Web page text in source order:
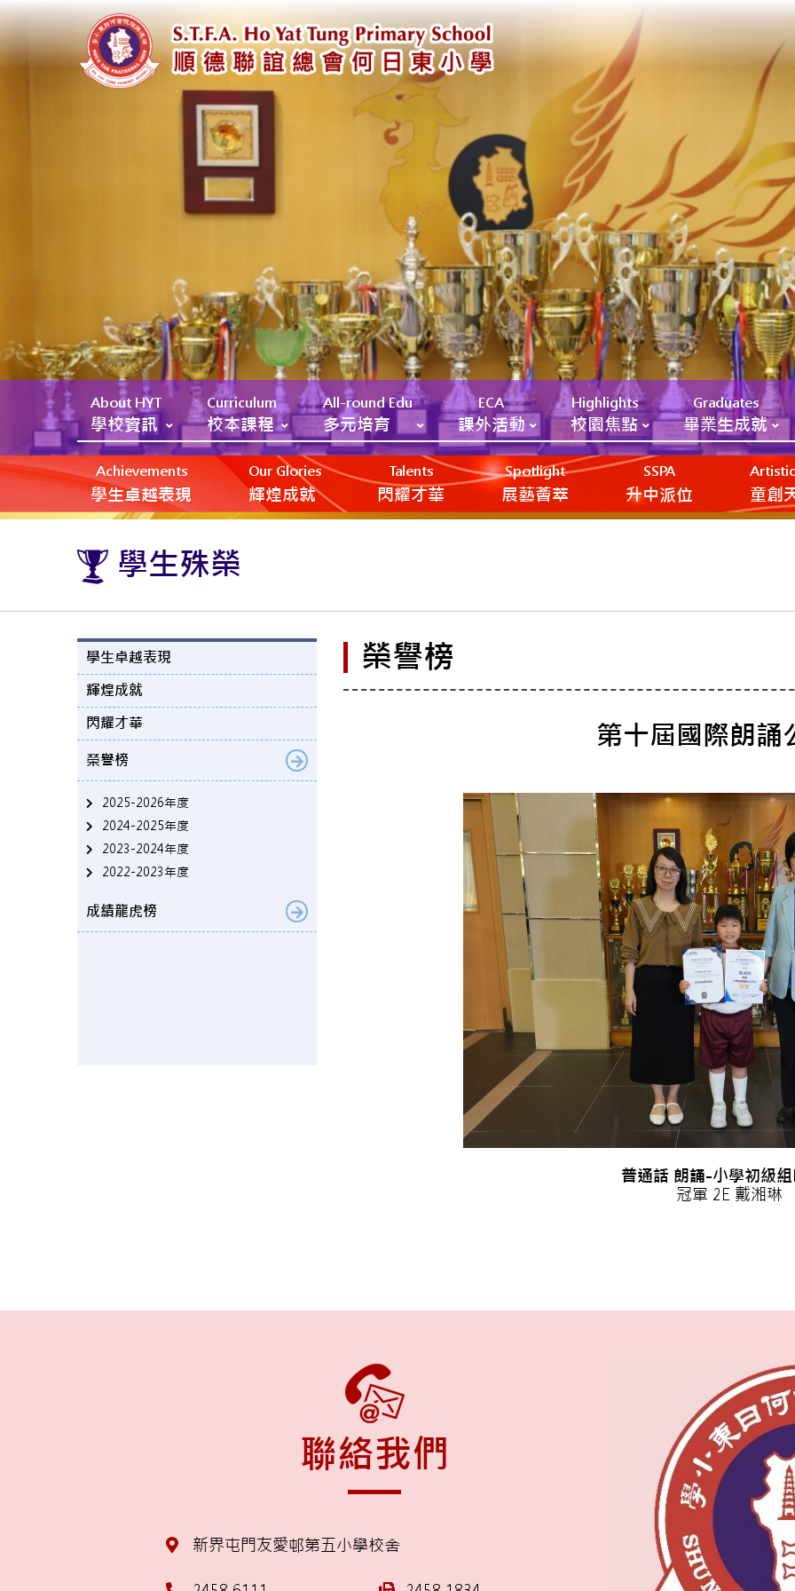
About HYT
學校資訊
Curriculum
校本課程
All-round Edu
多元培育
ECA
課外活動
Highlights
校園焦點
Graduates
畢業生成就
Achievements
學生卓越表現
Our Glories
輝煌成就
Talents
閃耀才華
Spotlight
展藝薈萃
SSPA
升中派位 ㅤ童創
學生殊榮
學生卓越表現
輝煌成就
閃耀才華
榮譽榜
2025-2026年度
2024-2025年度
2023-2024年度
2022-2023年度
成績龍虎榜
榮譽榜
第十屆國際朗誦
普通話 朗誦-小學初級
冠軍 2E 戴湘琳
聯絡我們
新界屯門友愛邨第五小學校舍